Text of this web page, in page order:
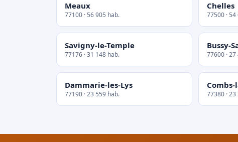
Meaux
77100 · 56 905 hab.
Chelles
77500 ·
Savigny-le-Temple
77176 · 31 148 hab.
Bussy-
77600 ·
Dammarie-les-Lys
77190 · 23 559 hab. 77380 ·